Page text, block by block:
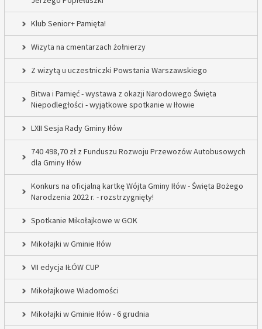
Klub Senior+ Pamięta!
Wizyta na cmentarzach żołnierzy
Z wizytą u uczestniczki Powstania Warszawskiego
Bitwa i Pamięć - wystawa z okazji Narodowego Święta
Niepodległości - wyjątkowe spotkanie w Iłowie
LXII Sesja Rady Gminy Iłów
740 498,70 zł z Funduszu Rozwoju Przewozów Autobusowych
dla Gminy Iłów
Konkurs na oficjalną kartkę Wójta Gminy Iłów - Święta Bożego
Narodzenia 2022 r. - rozstrzygnięty!
Spotkanie Mikołajkowe w GOK
Mikołajki w Gminie Iłów
VII edycja IŁÓW CUP
Mikołajkowe Wiadomości
Mikołajki w Gminie Iłów - 6 grudnia